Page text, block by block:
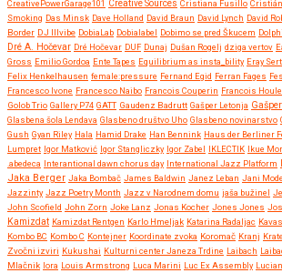
CreativePowerGarage101
Creative Sources Cristiana Fusillo
Smoking Das Minsk Dave Holland David Braun David Lynch David
Border DJ Illvibe DobiaLab Dobialabel Dobimo se pred Škucem
Dré A. Hočevar Dré Hočevar DUF Dunaj Dušan Rogelj dziga vertov
Gross Emilio Gordoa Ente Tapes Equilibrium as insta_bility Eray
Felix Henkelhausen female:pressure Fernand Egid Ferran Fages
Francesco Ivone Francesco Naibo Francois Couperin Francois Houle
Golob Trio Gallery P74 GATT Gaudenz Badrutt Gašper Letonja
Glasbena šola Lendava Glasbeno društvo Uho Glasbeno novinarstvo
Gush Gyan Riley Hala Hamid Drake Han Bennink Haus der Berliner
Lumpret Igor Matković Igor Stangliczky Igor Zabel IKLECTIK Ikue
.abedeca
Interantional dawn chorus day International Jazz Platform
Jaka Berger Jaka Bombač James Baldwin Janez Leban Jani
Jazzinty Jazz Poetry Month Jazz v Narodnem domu jaša bužinel
John Scofield John Zorn Joke Lanz Jonas Kocher Jones Jones
Kamizdat Kamizdat Rentgen Karlo Hmeljak Katarina Radaljac
Kombo BC Kombo C Kontejner Koordinate zvoka Koromač Kranj
Zvočni izviri Kukushai Kulturni center Janeza Trdine Laibach
Mlačnik lora Louis Armstrong Luca Marini Luc Ex Assembly